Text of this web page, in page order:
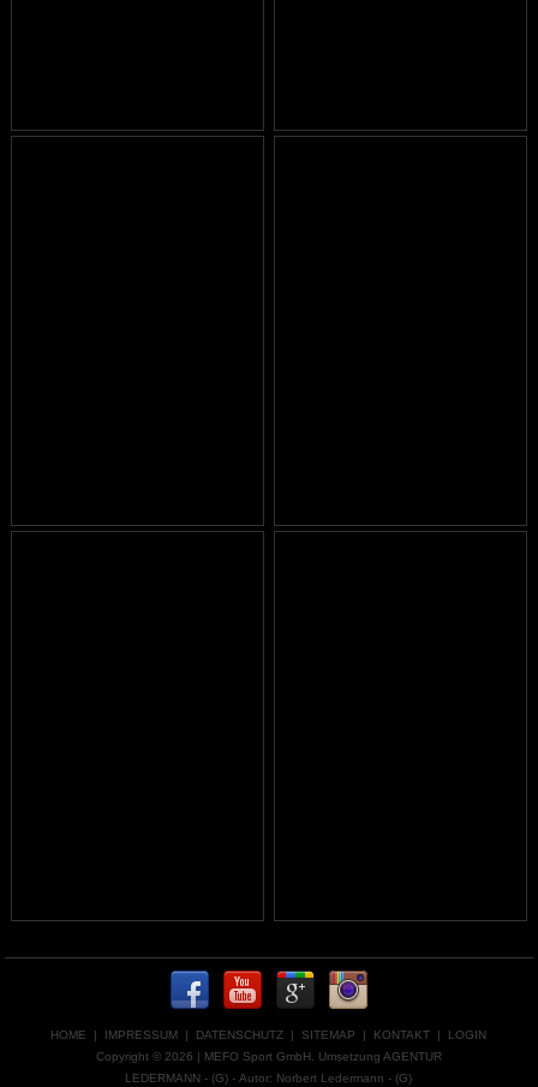
HOME IMPRESSUM DATENSCHUTZ SITEMAP KONTAKT
LOGIN
Copyright © 2026 | MEFO Sport GmbH. Umsetzung AGENTUR
LEDERMANN -(G) - Autor: Norbert Ledermann -(G)